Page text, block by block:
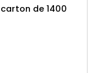
de 1400